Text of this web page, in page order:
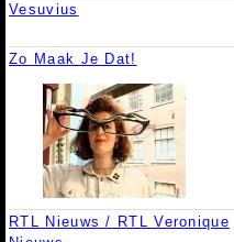
Vesuvius
Zo Maak Je Dat!
RTL Nieuws / RTL Veronique